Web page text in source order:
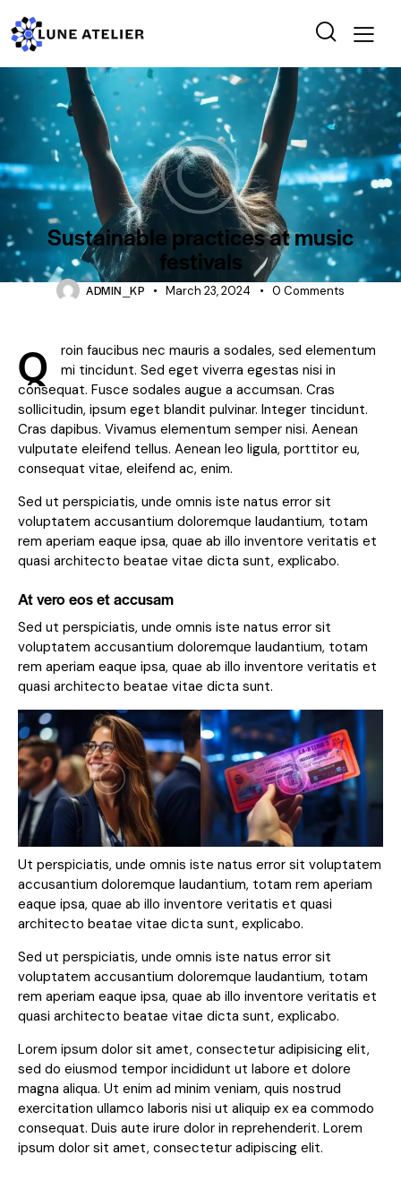
SHOWS
Sustainable practices at music
festivals
ADMIN_KP March 23, 2024 0 Comments
Q
roin faucibus nec mauris a sodales, sed elementum
mi tincidunt. Sed eget viverra egestas nisi in
consequat. Fusce sodales augue a accumsan. Cras
sollicitudin, ipsum eget blandit pulvinar. Integer tincidunt.
Cras dapibus. Vivamus elementum semper nisi. Aenean
vulputate eleifend tellus. Aenean leo ligula, porttitor eu,
consequat vitae, eleifend ac, enim.
Sed ut perspiciatis, unde omnis iste natus error sit
voluptatem accusantium doloremque laudantium, totam
rem aperiam eaque ipsa, quae ab illo inventore veritatis et
quasi architecto beatae vitae dicta sunt, explicabo.
At vero eos et accusam
Sed ut perspiciatis, unde omnis iste natus error sit
voluptatem accusantium doloremque laudantium, totam
rem aperiam eaque ipsa, quae ab illo inventore veritatis et
quasi architecto beatae vitae dicta sunt.
Ut perspiciatis, unde omnis iste natus error sit voluptatem
accusantium doloremque laudantium, totam rem aperiam
eaque ipsa, quae ab illo inventore veritatis et quasi
architecto beatae vitae dicta sunt, explicabo.
Sed ut perspiciatis, unde omnis iste natus error sit
voluptatem accusantium doloremque laudantium, totam
rem aperiam eaque ipsa, quae ab illo inventore veritatis et
quasi architecto beatae vitae dicta sunt, explicabo.
Lorem ipsum dolor sit amet, consectetur adipisicing elit,
sed do eiusmod tempor incididunt ut labore et dolore
magna aliqua. Ut enim ad minim veniam, quis nostrud
exercitation ullamco laboris nisi ut aliquip ex ea commodo
consequat. Duis aute irure dolor in reprehenderit. Lorem
ipsum dolor sit amet, consectetur adipiscing elit.